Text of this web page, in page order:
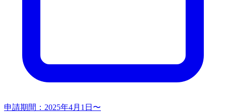
申請期間： 2025年4月1日〜